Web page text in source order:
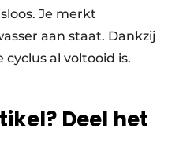
Je merkt
aan staat. Dankzij
al voltooid is.
Deel het